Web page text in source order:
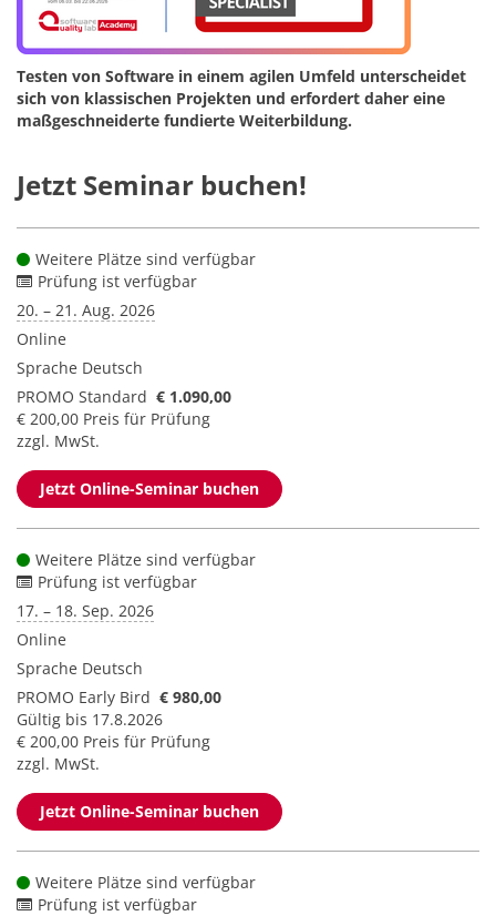
Testen von Software in einem agilen Umfeld unterscheidet
sich von klassischen Projekten und erfordert daher eine
maßgeschneiderte fundierte Weiterbildung.
Jetzt Seminar buchen!
Weitere Plätze sind verfügbar
Prüfung ist verfügbar
20. – 21. Aug. 2026
Online
Sprache Deutsch
PROMO Standard € 1.090,00
€ 200,00 Preis für Prüfung
zzgl. MwSt.
Jetzt Online-Seminar buchen
Weitere Plätze sind verfügbar
Prüfung ist verfügbar
17. – 18. Sep. 2026
Online
Sprache Deutsch
PROMO Early Bird € 980,00
Gültig bis 17.8.2026
€ 200,00 Preis für Prüfung
zzgl. MwSt.
Jetzt Online-Seminar buchen
Weitere Plätze sind verfügbar
Prüfung ist verfügbar